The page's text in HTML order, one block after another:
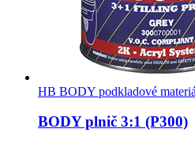
HB BODY podkladové
BODY plnič 3:1 (P300)